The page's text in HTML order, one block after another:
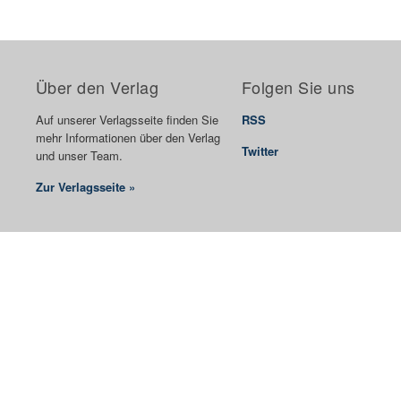
Über den Verlag
Auf unserer Verlagsseite finden Sie
mehr Informationen über den Verlag
und unser Team.
Zur Verlagsseite »
Folgen Sie uns
RSS
Twitter